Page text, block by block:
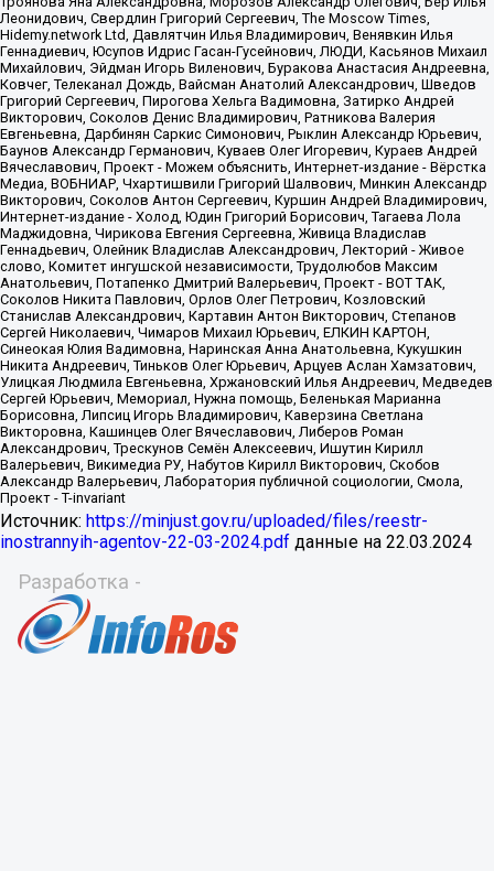
Источник: https://minjust.gov.ru/uploaded/files/reestr-
inostrannyih-agentov-22-03-2024.pdf данные на 22.03.2024
Разработка -